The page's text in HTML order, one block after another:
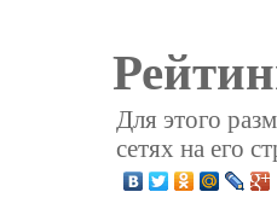
Для этого
сетях на его